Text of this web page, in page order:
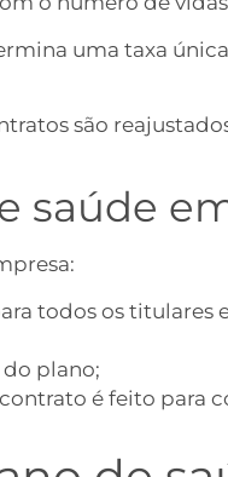
uma taxa
são
saúde
todos os titulares
plano;
é feito para